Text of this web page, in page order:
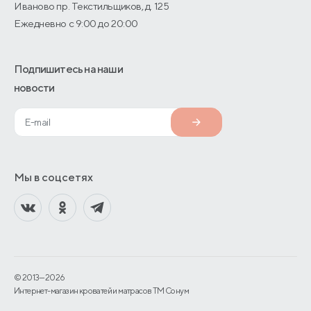
Иваново пр. Текстильщиков, д. 125
Ежедневно с 9:00 до 20:00
Подпишитесь на наши
новости
Мы в соцсетях
© 2013—2026
Интернет-магазин кроватей и матрасов TM Сонум